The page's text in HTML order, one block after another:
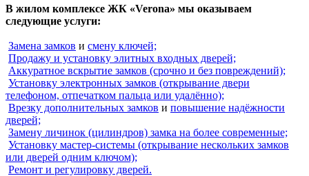
В жилом комплексе ЖК «Verona» мы оказываем
следующие услуги:
Замена замков и смену ключей;
Продажу и установку элитных входных дверей;
Аккуратное вскрытие замков (срочно и без повреждений);
Установку электронных замков (открывание двери
телефоном, отпечатком пальца или удалённо);
Врезку дополнительных замков и повышение надёжности
дверей;
Замену личинок (цилиндров) замка на более современные;
Установку мастер-системы (открывание нескольких замков
или дверей одним ключом);
Ремонт и регулировку дверей.